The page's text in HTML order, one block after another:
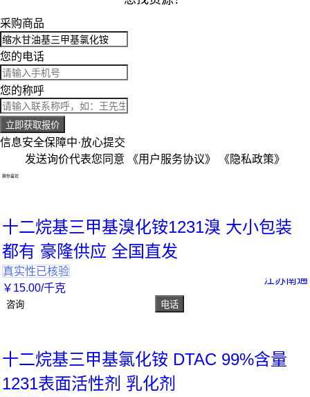
采购商品
您的电话
您的称呼
立即获取报价
信息安全保障中·放心提交
发送询价代表您同意 《用户服务协议》 《隐私政策》
猜你喜欢
十二烷基三甲基溴化铵1231溴 大小包装
都有 豪隆供应 全国直发
真实性已核验
￥ 15.00/千克
江苏南通
咨询 电话
十二烷基三甲基氯化铵 DTAC 99%含量
1231表面活性剂 乳化剂